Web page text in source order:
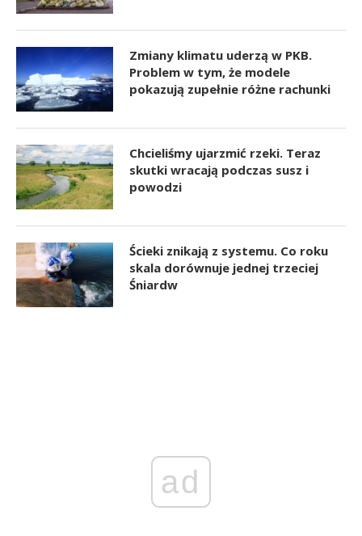
Zmiany klimatu uderzą w PKB.
Problem w tym, że modele
pokazują zupełnie różne rachunki
Chcieliśmy ujarzmić rzeki. Teraz
skutki wracają podczas susz i
powodzi
Ścieki znikają z systemu. Co roku
skala dorównuje jednej trzeciej
Śniardw
ad